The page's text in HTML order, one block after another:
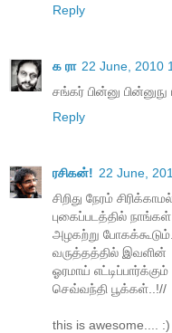
Reply
க ரா 22 June, 2010
சங்கர் பின்னு பின்னுநு
Reply
ரசிகன்! 22 June,
சிறிது நேரம்
புகைப்படத்தில் நாங்கள்
அழகற்று போகக்கூடும்.
வருத்தத்தில் இவளின்
ஓரமாய் எட்டிப்பார்க்கும்
செவ்வந்தி பூக்கள்..!//
this is awesome.... :)